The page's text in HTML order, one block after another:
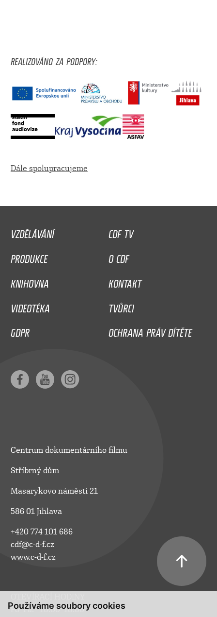
Používáme soubory cookies
REALIZOVÁNO ZA PODPORY:
Dále spolupracujeme
VZDĚLÁVÁNÍ
CDF TV
PRODUKCE
O CDF
KNIHOVNA
KONTAKT
VIDEOTÉKA
TVŮRCI
GDPR
OCHRANA PRÁV DÍTĚTE
Centrum dokumentárního filmu
Stříbrný dům
Masarykovo náměstí 21
586 01 Jihlava
+420 774 101 686
cdf@c-d-f.cz
www.c-d-f.cz
Po–Pá:
10.00–18.00